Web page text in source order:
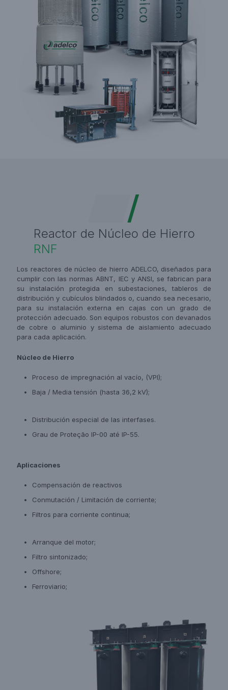
Reactor de Núcleo de Hierro
RNF
Los reactores de núcleo de hierro ADELCO, diseñados para
cumplir con las normas ABNT, IEC y ANSI, se fabrican para
su instalación protegida en subestaciones, tableros de
distribución y cubículos blindados o, cuando sea necesario,
para su instalación externa en cajas con un grado de
protección adecuado. Son equipos robustos con devanados
de cobre o aluminio y sistema de aislamiento adecuado
para cada aplicación.
Núcleo de Hierro
Proceso de impregnación al vacío, (VPI);
Baja / Media tensión (hasta 36,2 kV);
Distribución especial de las interfases.
Grau de Proteção IP-00 até IP-55.
Aplicaciones
Compensación de reactivos
Conmutación / Limitación de corriente;
Filtros para corriente continua;
Arranque del motor;
Filtro sintonizado;
Offshore;
Ferroviario;